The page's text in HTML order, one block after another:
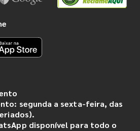
segunda a sexta-feira, das
disponível para todo o